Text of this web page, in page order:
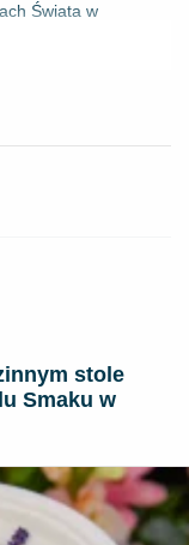
Świata w
stole
Smaku w